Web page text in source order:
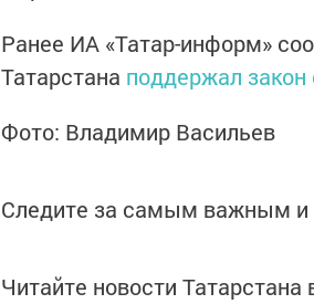
Ранее ИА «Татар-информ»
Татарстана поддержал закон
Фото: Владимир Васильев
Следите за самым важным и
Читайте новости